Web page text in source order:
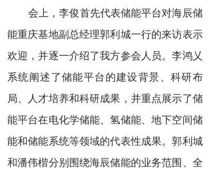
会上，李俊首先代表储能平台对海辰储
能重庆基地副总经理郭利城一行的来访表示
欢迎，并逐一介绍了我方参会人员。李鸿 乂
系统阐述了储能平台的建设背景、科研布
局、人才培养和科研成果，并重点展示了储
能平台在电化学储能、氢储能、地下空间储
能和储能系统等领域的代表性成果。郭利城
和潘伟楷分别围绕海辰储能的业务范围、全